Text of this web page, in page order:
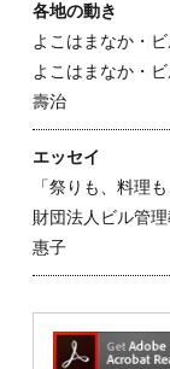
各地の動き
よこはまなか・
よこはまなか・
壽治
エッセイ
「祭りも、料理
財団法人ビル管
惠子